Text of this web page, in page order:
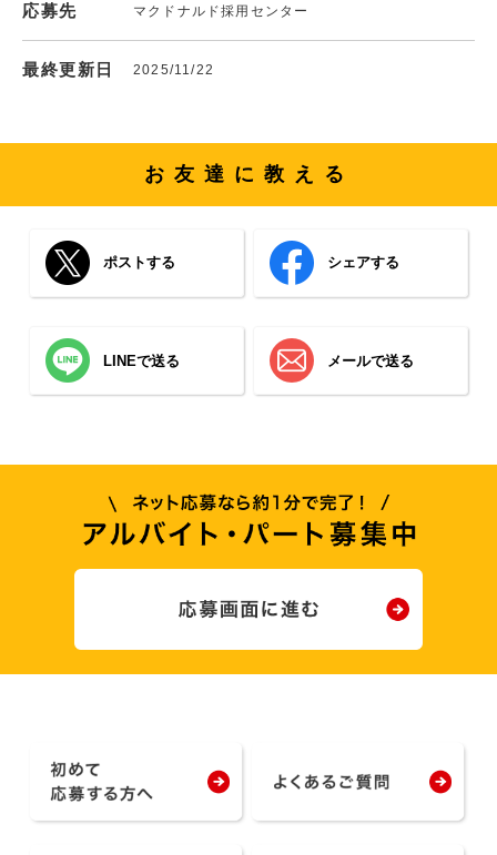
応募先 マクドナルド採用センター
最終更新日 2025/11/22
お友達に教える
ポストする シェアする
LINEで送る メールで送る